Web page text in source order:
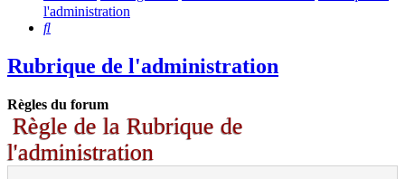
l'administration
Rechercher
Rubrique de l'administration
Règles du forum
Règle de la Rubrique de
l'administration